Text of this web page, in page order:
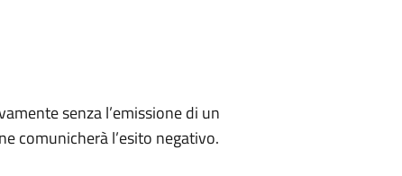
senza l’emissione di un
comunicherà l’esito negativo.